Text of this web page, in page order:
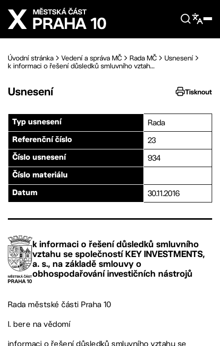
Přejít na hlavní obsah
Úvodní stránka Vedení a správa MČ Rada MČ
Usnesení
k informaci o řešení důsledků smluvního vztah...
Usnesení Tisknout
Typ usnesení Rada
Referenční číslo 23
Číslo usnesení 934
Číslo materiálu
Datum 30.11.2016
k informaci o řešení důsledků smluvního
vztahu se společností KEY INVESTMENTS,
a. s., na základě smlouvy o
obhospodařování investičních nástrojů
Rada městské části Praha 10
I. bere na vědomí
informaci o řešení důsledků smluvního vztahu se